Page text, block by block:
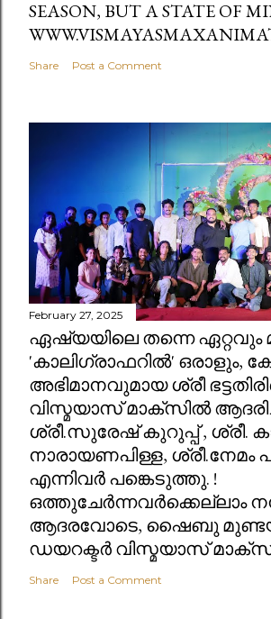
SEASON, BUT A STATE OF
Share Post a Comment
February 27, 2025
ഏഷ്യയിലെ തന്നെ ഏറ്റവും
'കാലിഗ്രാഫറിൽ' ഒരാളും,
അഭിമാനവുമായ ശ്രീ
വിസ്മയാസ് മാക്സിൽ
ശ്രീ.സുരേഷ് കുറുപ്പ് , ശ്രീ.
നാരായണപിള്ള,
എന്നിവർ പങ്കെടുത്തു. !
ഒത്തുചേർന്നവർക്കെല്ലാം
ആദരവോടെ, ഷൈബു
ഡയറക്ടർ വിസ്മയാസ് മാക്സ്
Share Post a Comment